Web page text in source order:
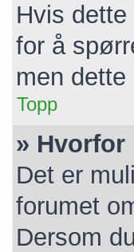
Hvis
for å
men
Topp
» Hvorfor
Det er
forumet
Dersom